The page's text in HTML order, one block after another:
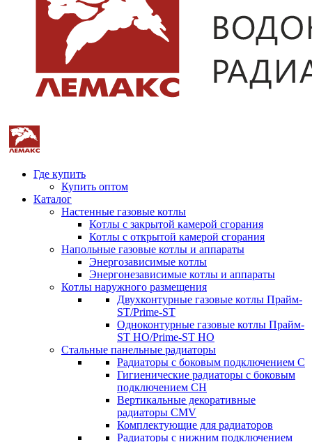
Где купить
Купить оптом
Каталог
Настенные газовые котлы
Котлы с закрытой камерой сгорания
Котлы с открытой камерой сгорания
Напольные газовые котлы и аппараты
Энергозависимые котлы
Энергонезависимые котлы и аппараты
Котлы наружного размещения
Двухконтурные газовые котлы Прайм-
ST/Prime-ST
Одноконтурные газовые котлы Прайм-
ST HO/Prime-ST HO
Стальные панельные радиаторы
Радиаторы c боковым подключением C
Гигиенические радиаторы c боковым
подключением CH
Вертикальные декоративные
радиаторы CMV
Комплектующие для радиаторов
Радиаторы c нижним подключением